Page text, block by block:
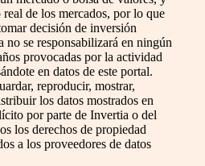
de los mercados, por lo que
decisión de inversión
no se responsabilizará en ningún
provocadas por la actividad
en datos de este portal.
reproducir, mostrar,
los datos mostrados en
por parte de Invertia o del
los derechos de propiedad
a los proveedores de datos